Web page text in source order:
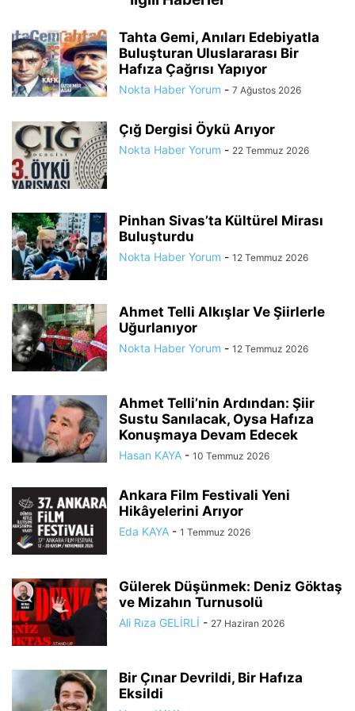
Tahta Gemi, Anıları Edebiyatla
Buluşturan Uluslararası Bir
Hafıza Çağrısı Yapıyor
Nokta Haber Yorum - 7 Ağustos 2026
Çığ Dergisi Öykü Arıyor
Nokta Haber Yorum - 22 Temmuz 2026
Pinhan Sivas’ta Kültürel Mirası
Buluşturdu
Nokta Haber Yorum - 12 Temmuz 2026
Ahmet Telli Alkışlar Ve Şiirlerle
Uğurlanıyor
Nokta Haber Yorum - 12 Temmuz 2026
Ahmet Telli’nin Ardından: Şiir
Sustu Sanılacak, Oysa Hafıza
Konuşmaya Devam Edecek
Hasan KAYA - 10 Temmuz 2026
Ankara Film Festivali Yeni
Hikâyelerini Arıyor
Eda KAYA - 1 Temmuz 2026
Gülerek Düşünmek: Deniz Göktaş
ve Mizahın Turnusolü
Ali Rıza GELİRLİ - 27 Haziran 2026
Bir Çınar Devrildi, Bir Hafıza
Eksildi